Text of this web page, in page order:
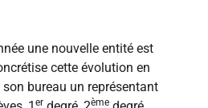
une nouvelle entité est
cette évolution en
bureau un représentant
er ème